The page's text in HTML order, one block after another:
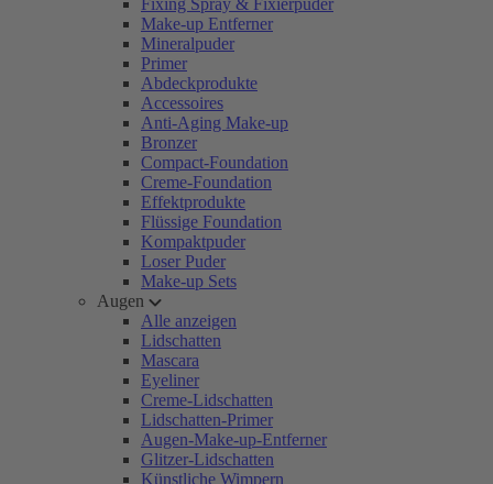
Fixing Spray & Fixierpuder
Make-up Entferner
Mineralpuder
Primer
Abdeckprodukte
Accessoires
Anti-Aging Make-up
Bronzer
Compact-Foundation
Creme-Foundation
Effektprodukte
Flüssige Foundation
Kompaktpuder
Loser Puder
Make-up Sets
Augen
Alle anzeigen
Lidschatten
Mascara
Eyeliner
Creme-Lidschatten
Lidschatten-Primer
Augen-Make-up-Entferner
Glitzer-Lidschatten
Künstliche Wimpern